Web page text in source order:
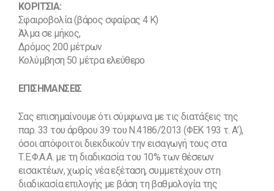
ΚΟΡΙΤΣΙΑ:
Σφαιροβολία (βάρος σφαίρας 4 Κ)
Άλμα σε μήκος,
Δρόμος 200 μέτρων
Κολύμβηση 50 μέτρα ελεύθερο
ΕΠΙΣΗΜΑΝΣΕΙΣ
Σας επισημαίνουμε ότι σύμφωνα με τις διατάξεις της
παρ. 33 του άρθρου 39 του Ν.4186/2013 (ΦΕΚ 193 τ. Α’),
όσοι απόφοιτοι διεκδικούν την εισαγωγή τους στα
Τ.Ε.Φ.Α.Α. με τη διαδικασία του 10% των θέσεων
εισακτέων, χωρίς νέα εξέταση, συμμετέχουν στη
διαδικασία επιλογής με βάση τη βαθμολογία της